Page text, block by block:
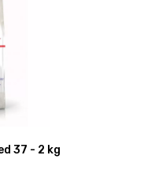
37 - 2 kg